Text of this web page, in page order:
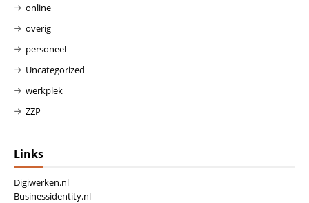
online
overig
personeel
Uncategorized
werkplek
ZZP
Links
Digiwerken.nl
Businessidentity.nl